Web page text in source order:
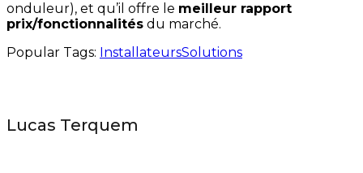
onduleur), et qu’il offre le meilleur rapport
prix/fonctionnalités du marché.
Popular Tags: InstallateursSolutions
Lucas Terquem